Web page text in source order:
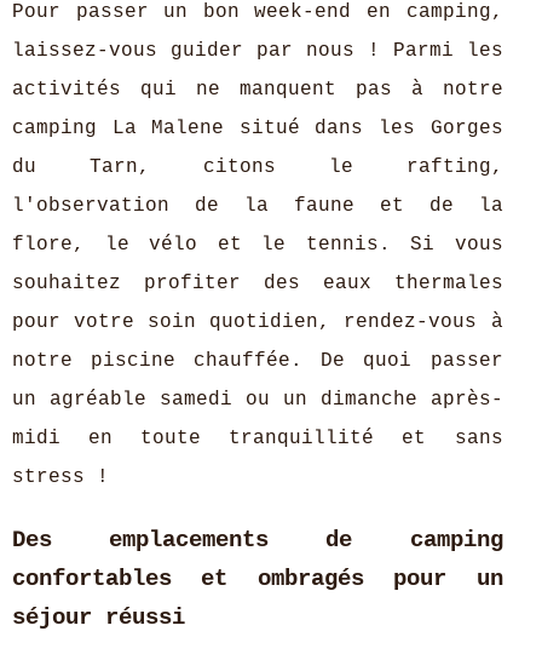
Pour passer un bon week-end en camping,
laissez-vous guider par nous ! Parmi les
activités qui ne manquent pas à notre
camping La Malene situé dans les Gorges
du Tarn, citons le rafting,
l'observation de la faune et de la
flore, le vélo et le tennis. Si vous
souhaitez profiter des eaux thermales
pour votre soin quotidien, rendez-vous à
notre piscine chauffée. De quoi passer
un agréable samedi ou un dimanche après-
midi en toute tranquillité et sans
stress !
Des emplacements de camping
confortables et ombragés pour un
séjour réussi